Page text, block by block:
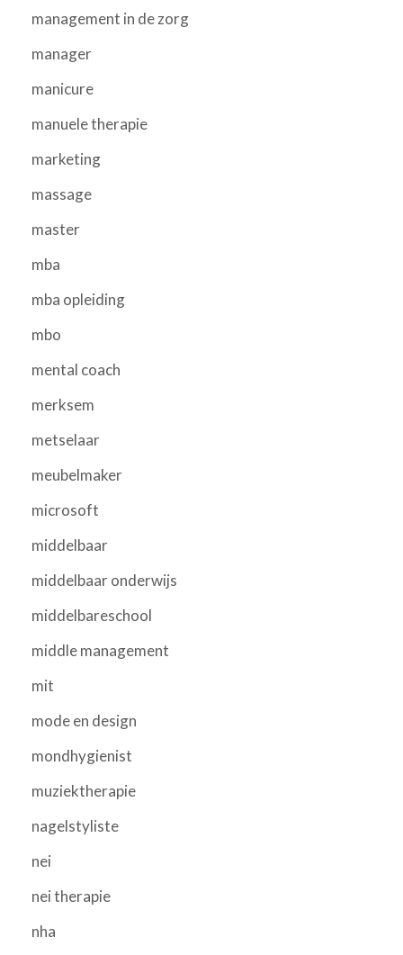
management in de zorg
manager
manicure
manuele therapie
marketing
massage
master
mba
mba opleiding
mbo
mental coach
merksem
metselaar
meubelmaker
microsoft
middelbaar
middelbaar onderwijs
middelbareschool
middle management
mit
mode en design
mondhygienist
muziektherapie
nagelstyliste
nei
nei therapie
nha